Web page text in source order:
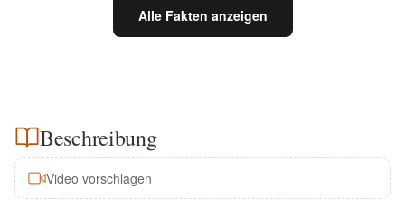
Alle Fakten anzeigen
Beschreibung
Video vorschlagen